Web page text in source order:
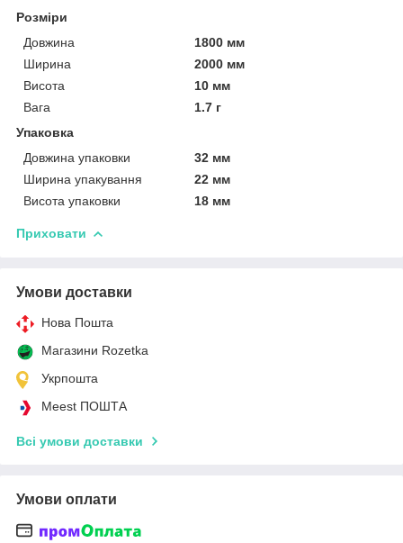
Розміри
Довжина
1800 мм
Ширина
2000 мм
Висота
10 мм
Вага
1.7 г
Упаковка
Довжина упаковки
32 мм
Ширина упакування
22 мм
Висота упаковки
18 мм
Приховати
Умови доставки
Нова Пошта
Магазини Rozetka
Укрпошта
Meest ПОШТА
Всі умови доставки
Умови оплати